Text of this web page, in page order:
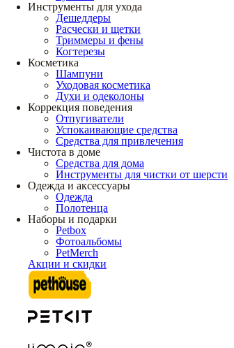
Инструменты для ухода
Дешеддеры
Расчески и щетки
Триммеры и фены
Когтерезы
Косметика
Шампуни
Уходовая косметика
Духи и одеколоны
Коррекция поведения
Отпугиватели
Успокаивающие средства
Средства для привлечения
Чистота в доме
Средства для дома
Инструменты для чистки от шерсти
Одежда и аксессуары
Одежда
Полотенца
Наборы и подарки
Petbox
Фотоальбомы
PetMerch
Акции и скидки